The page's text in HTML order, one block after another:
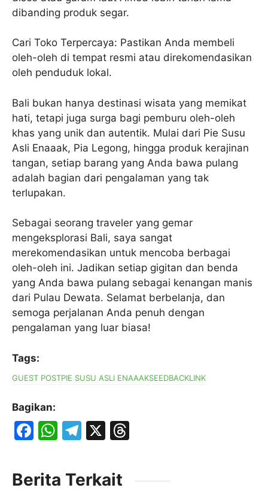
dibanding produk segar.
Cari Toko Terpercaya: Pastikan Anda membeli
oleh-oleh di tempat resmi atau direkomendasikan
oleh penduduk lokal.
Bali bukan hanya destinasi wisata yang memikat
hati, tetapi juga surga bagi pemburu oleh-oleh
khas yang unik dan autentik. Mulai dari Pie Susu
Asli Enaaak, Pia Legong, hingga produk kerajinan
tangan, setiap barang yang Anda bawa pulang
adalah bagian dari pengalaman yang tak
terlupakan.
Sebagai seorang traveler yang gemar
mengeksplorasi Bali, saya sangat
merekomendasikan untuk mencoba berbagai
oleh-oleh ini. Jadikan setiap gigitan dan benda
yang Anda bawa pulang sebagai kenangan manis
dari Pulau Dewata. Selamat berbelanja, dan
semoga perjalanan Anda penuh dengan
pengalaman yang luar biasa!
Tags:
GUEST POSTPIE SUSU ASLI ENAAAKSEEDBACKLINK
Bagikan:
F
c
W
at
T
X
Berita Terkait